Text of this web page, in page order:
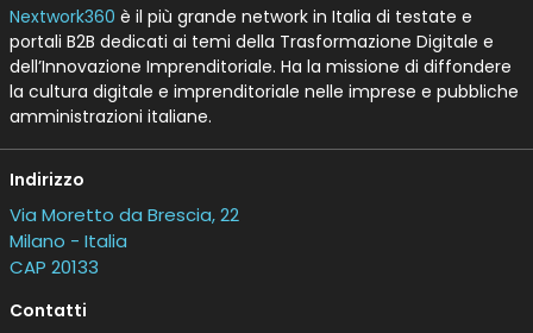
Nextwork360 è il più grande network in Italia di testate e
portali B2B dedicati ai temi della Trasformazione Digitale e
dell’Innovazione Imprenditoriale. Ha la missione di diffondere
la cultura digitale e imprenditoriale nelle imprese e pubbliche
amministrazioni italiane.
Indirizzo
Via Moretto da Brescia, 22
Milano - Italia
CAP 20133
Contatti